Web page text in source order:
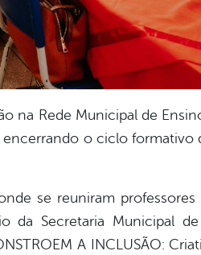
na Rede Municipal de
encerrando o ciclo formativo
se reuniram professores
da Secretaria Municipal
A INCLUSÃO: